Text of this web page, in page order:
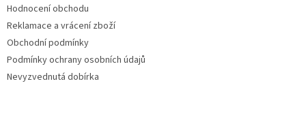
Hodnocení obchodu
Reklamace a vrácení zboží
Obchodní podmínky
Podmínky ochrany osobních údajů
Nevyzvednutá dobírka